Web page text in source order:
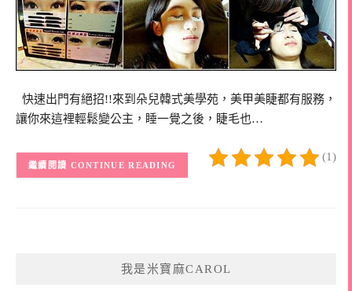
快速出門有絕招!!來到朵兒韓式美學苑，美甲美睫都有服務，
讓你來這裡輕鬆變公主，睡一覺之後，睫毛也…
(1)
CONTINUE READING
我是米寶麻CAROL